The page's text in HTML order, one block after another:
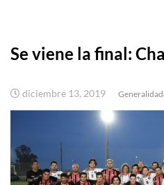
Se viene la final:
diciembre 13, 2019